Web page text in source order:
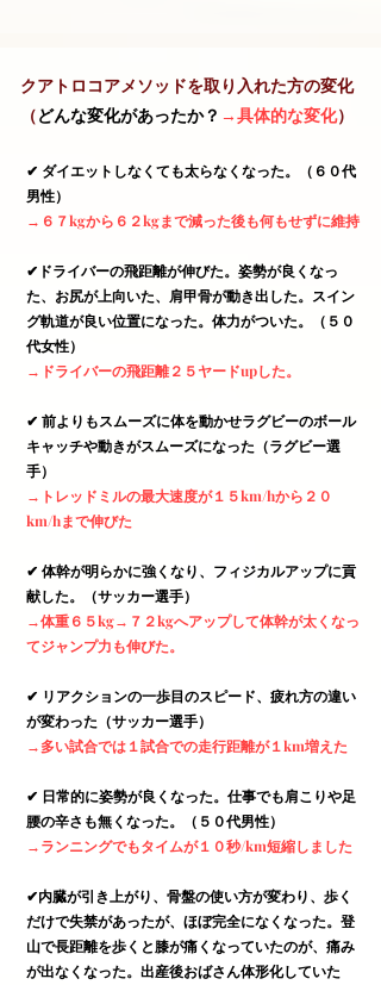
クアトロコアメソッドを取り入れた方の変化
​（ どんな変化があったか？ →具体的な変化）
✔︎ ダイエットしなくても太らなくなった。（６０代
男性）
→６７kgから６２kgまで減った後も何もせずに維持
✔︎ ドライバーの飛距離が伸びた。姿勢が良くなっ
た、お尻が上向いた、肩甲骨が動き出した。スイン
グ軌道が良い位置になった。体力がついた。（５０
代女性）
→ドライバーの飛距離２５ヤードupした。
✔︎ 前よりもスムーズに体を動かせラグビーのボール
キャッチや動きがスムーズになった（ラグビー選
手）
→トレッドミルの最大速度が１５km/hから２０
km/hまで伸びた
✔︎ 体幹が明らかに強くなり、フィジカルアップに貢
献した。（サッカー選手）
→体重６５kg→７２kgへアップして体幹が太くなっ
てジャンプ力も伸びた。
✔︎ リアクションの一歩目のスピード、疲れ方の違い
が変わった（サッカー選手）
→多い試合では１試合での走行距離が１km増えた
✔︎ 日常的に姿勢が良くなった。仕事でも肩こりや足
腰の辛さも無くなった。（５０代男性）
→ランニングでもタイムが１０秒/km短縮しました
✔︎内臓が引き上がり、骨盤の使い方が変わり、歩く
だけで失禁があったが、ほぼ完全になくなった。登
山で長距離を歩くと膝が痛くなっていたのが、痛み
が出なくなった。出産後おばさん体形化していた